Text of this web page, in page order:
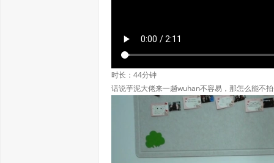
时长：44分钟
话说芋泥大佬来一趟wuhan不容易，那怎么能不